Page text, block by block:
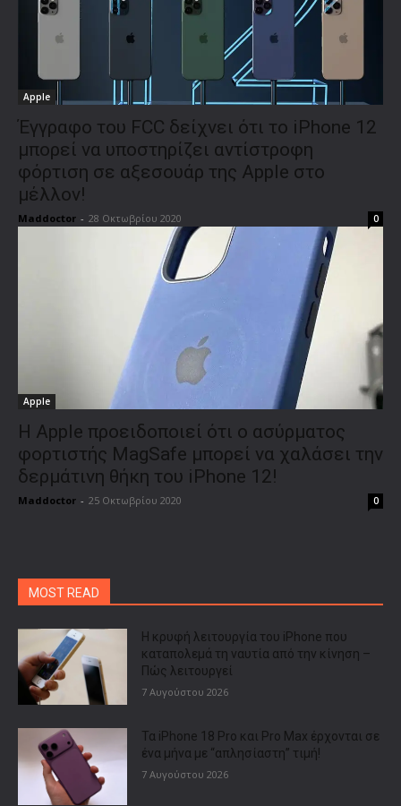
Apple
Έγγραφο του FCC δείχνει ότι το iPhone 12
μπορεί να υποστηρίζει αντίστροφη
φόρτιση σε αξεσουάρ της Apple στο
μέλλον!
Maddoctor - 28 Οκτωβρίου 2020 0
Apple
Η Apple προειδοποιεί ότι ο ασύρματος
φορτιστής MagSafe μπορεί να χαλάσει την
δερμάτινη θήκη του iPhone 12!
Maddoctor - 25 Οκτωβρίου 2020 0
MOST READ
Η κρυφή λειτουργία του iPhone που
καταπολεμά τη ναυτία από την κίνηση –
Πώς λειτουργεί
7 Αυγούστου 2026
Τα iPhone 18 Pro και Pro Max έρχονται σε
ένα μήνα με “απλησίαστη” τιμή!
7 Αυγούστου 2026